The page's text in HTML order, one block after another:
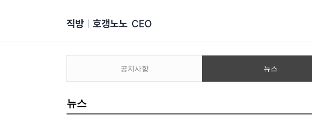
공지사항 뉴스
뉴스